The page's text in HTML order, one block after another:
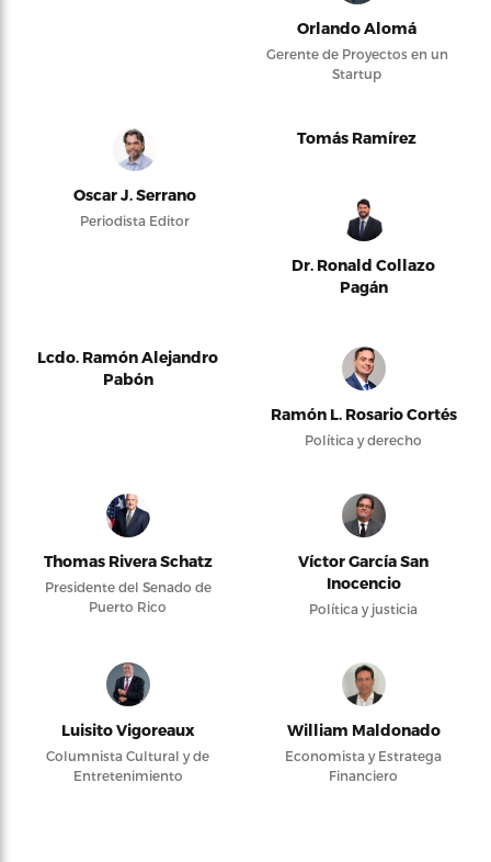
Orlando Alomá
Gerente de Proyectos en un
Startup
Oscar J. Serrano
Periodista Editor
Tomás Ramírez
Dr. Ronald Collazo
Pagán
Lcdo. Ramón Alejandro
Pabón
Ramón L. Rosario Cortés
Política y derecho
Thomas Rivera Schatz
Presidente del Senado de
Puerto Rico
Víctor García San
Inocencio
Política y justicia
Luisito Vigoreaux
Columnista Cultural y de
Entretenimiento
William Maldonado
Economista y Estratega
Financiero